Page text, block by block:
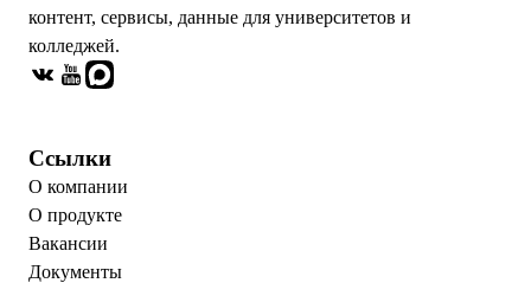
контент, сервисы, данные для университетов и
колледжей.
Ссылки
О компании
О продукте
Вакансии
Документы